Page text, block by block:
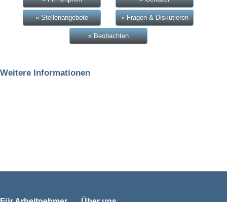
» Stellenangebote » Fragen & Diskutieren
» Beobachten
Weitere Informationen